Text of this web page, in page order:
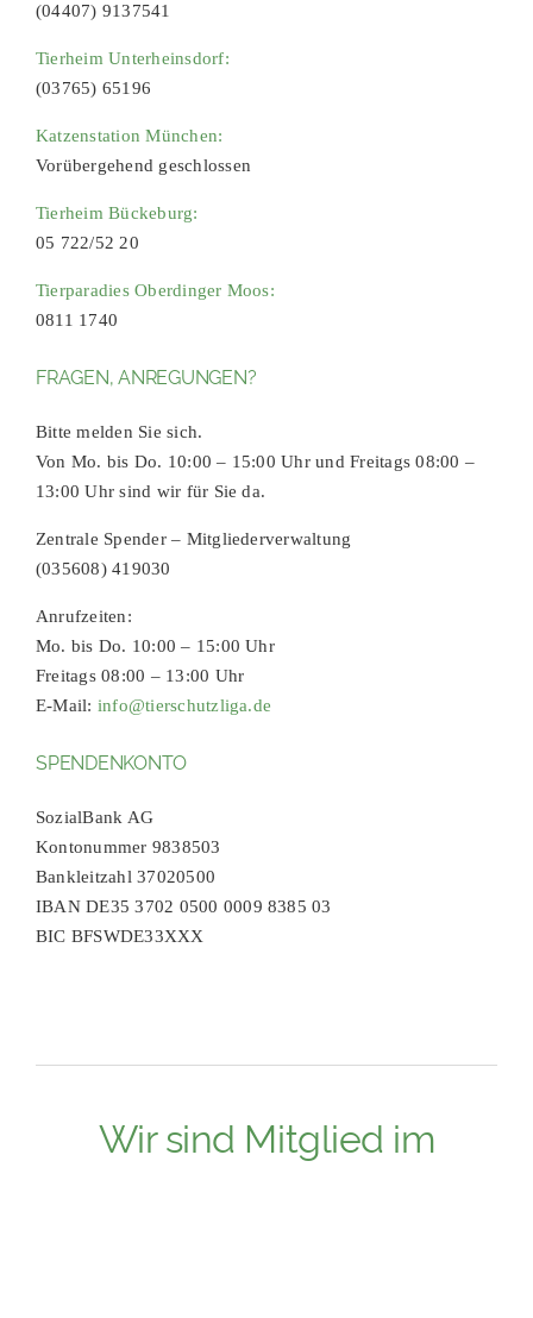
(04407) 9137541
Tierheim Unterheinsdorf:
(03765) 65196
Katzenstation München:
Vorübergehend geschlossen
Tierheim Bückeburg:
05 722/52 20
Tierparadies Oberdinger Moos:
0811 1740
FRAGEN, ANREGUNGEN?
Bitte melden Sie sich.
Von Mo. bis Do. 10:00 – 15:00 Uhr und Freitags 08:00 –
13:00 Uhr sind wir für Sie da.
Zentrale Spender – Mitgliederverwaltung
(035608) 419030
Anrufzeiten:
Mo. bis Do. 10:00 – 15:00 Uhr
Freitags 08:00 – 13:00 Uhr
E-Mail: info@tierschutzliga.de
SPENDENKONTO
SozialBank AG
Kontonummer 9838503
Bankleitzahl 37020500
IBAN DE35 3702 0500 0009 8385 03
BIC BFSWDE33XXX
Wir sind Mitglied im